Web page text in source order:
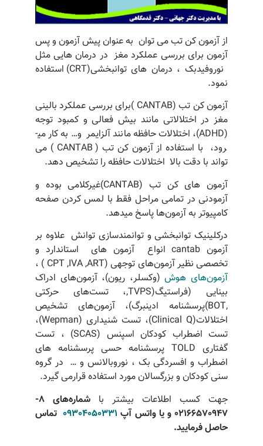
از آزمون کن تب می توان به عنوان پیش آزمون و پس
آزمون برای بررسی عملکرد مغز در درمان هایی مثل
نوروفیدبک ، درمان های توانبخشی(CRT) استفاده
نمود.
آزمون کن تب (CANTAB )برای بررسی عملکرد بالینی
مغز در اختلالاتی مانند بیش فعالی و کمبود توجه
(ADHD)، اختلالات حافظه مانند آلزایمر و… به کار می­
رود، با استفاده از آزمون کن تب ( CANTAB ) می
تواند با دقت بالا اختلالات حافظه را تشخیص دهد.
آزمون های کن تب (CANTAB)غیرکلامی بوده و
آزمودنی در تمامی مراحل فقط با لمس کردن صفحه
کامپیوتر به آزمون‌ها پاسخ می­دهد.
درکلینیک توانبخشی و توانمندسازی توانش علاوه بر
آزمون cantab انواع آزمون های ‌ استاندارد و
تخصصی نظیر آزمون‌های توجهی (CPT ,IVA ,ART ) ،
آزمون‌های هوش(وکسلر، ریون)، آزمون‌های ادراک
بینایی (فراستیگ(TVPS,، تست‌های حرکتی
,BOT)پرسشنامه ادینبرگ)، آزمون‌های تشخیص
اختلالات(Clinical Q)، تست شنیداری (Wepman)،
تست اضطراب کودکان اسپنس (SCAS) ، تست
گفتاری TOLD پرسشنامه حسی پرسشنامه های
اضطراب و افسردگی بک ، نوروبالانس و … در گروه
سنی کودکان و بزرگسالان مورد استفاده قرارمی گیرد.
جهت کسب اطلاعات بیشتر با
شماره‌های 8-
02166570947 و یا واتس آپ
09304050331 تماس
حاصل فرمایید.